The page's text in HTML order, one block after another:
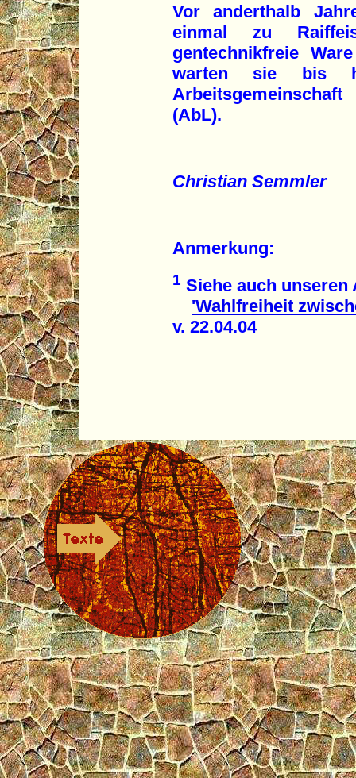
Vor anderthalb
einmal zu
gentechnikfreie
warten sie bis
(AbL).
Christian Semmler
Anmerkung:
1 Siehe auch unseren
'Wahlfreiheit
v. 22.04.04